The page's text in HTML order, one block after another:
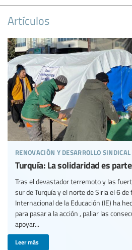
Artículos
renovación y desarrollo sindical
Turquía: La solidaridad es
Tras el devastador terremoto y las
sur de Turquía y el norte de Siria el 6
Internacional de la Educación (IE) ha
para pasar a la acción , paliar las
apoyar...
Leer más